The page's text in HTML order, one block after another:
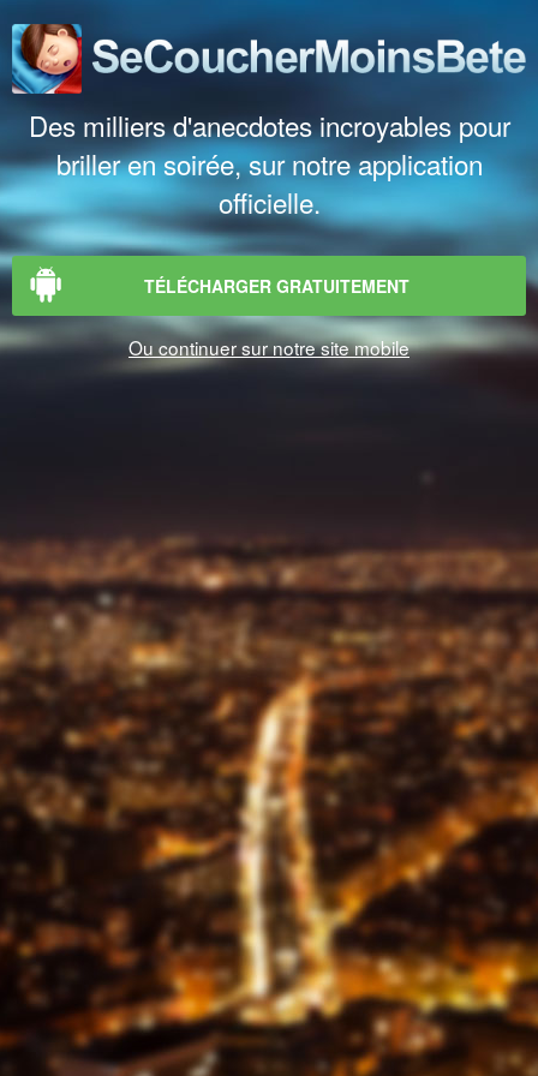
Des milliers d'anecdotes incroyables pour
briller en soirée, sur notre application
officielle.
TÉLÉCHARGER GRATUITEMENT
Ou continuer sur notre site mobile